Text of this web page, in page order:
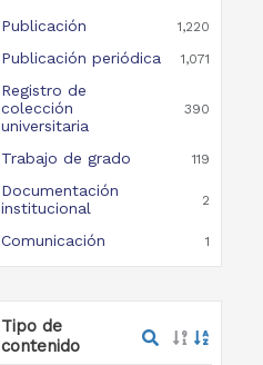
Publicación 1,220
Publicación periódica 1,071
Registro de
colección
universitaria
390
Trabajo de grado 119
Documentación
institucional
2
Comunicación 1
Tipo de
contenido